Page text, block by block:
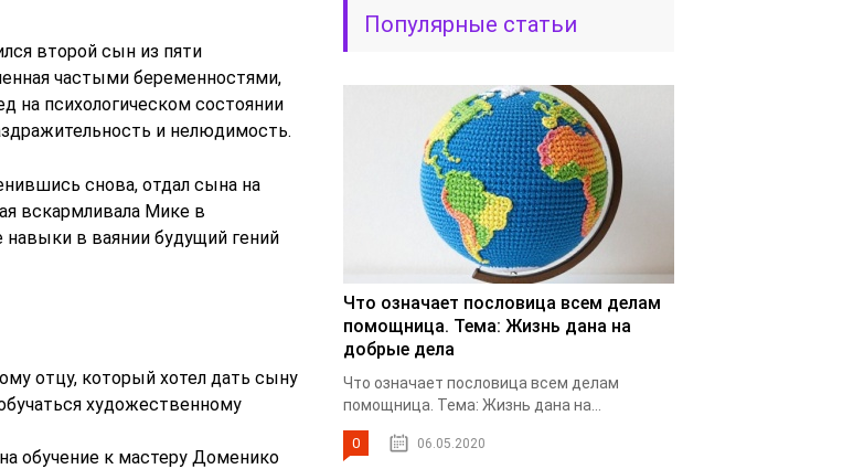
второй сын из пяти
частыми беременностями,
на психологическом состоянии
и нелюдимость.
снова, отдал сына на
вскармливала Мике в
в ваянии будущий гений
отцу, который хотел дать сыну
художественному
обучение к мастеру Доменико
Популярные статьи
Что означает пословица всем делам
помощница. Тема: Жизнь дана на
добрые дела
Что означает пословица всем делам
помощница. Тема: Жизнь дана на...
0 06.05.2020